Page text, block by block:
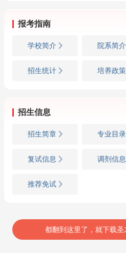
报考指南
学校简介 院系简介
招生统计 培养政策
招生信息
招生简章 专业目录
复试信息 调剂信息
推荐免试
都翻到这里了，就下载圣